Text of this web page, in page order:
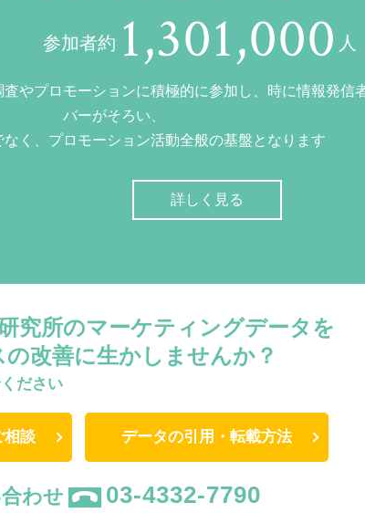
参加者約 1,301,000 人
やプロモーションに積極的に参加し、時に情報発信
バーがそろい、
く、プロモーション活動全般の基盤となります
詳しく見る
究所のマーケティングデータを
改善に生かしませんか？
ださい
相談 データの引用・転載方法
わせ 03-4332-7790